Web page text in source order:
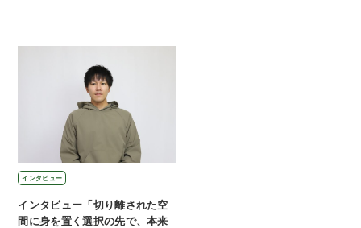
インタビュー
インタビュー「切り離された空
間に身を置く選択の先で、本来